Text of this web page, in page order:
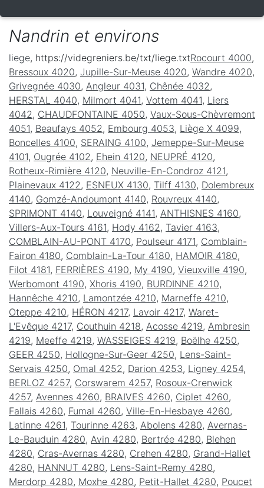
Nandrin et environs
liege, https://videgreniers.be/txt/liege.txtRocourt 4000,
Bressoux 4020, Jupille-Sur-Meuse 4020, Wandre 4020,
Grivegnée 4030, Angleur 4031, Chênée 4032 ,
HERSTAL 4040, Milmort 4041, Vottem 4041, Liers
4042 , CHAUDFONTAINE 4050, Vaux-Sous-Chèvremont
4051, Beaufays 4052 , Embourg 4053, Liège X 4099,
Boncelles 4100, SERAING 4100, Jemeppe-Sur-Meuse
4101, Ougrée 4102 , Ehein 4120, NEUPRÉ 4120,
Rotheux-Rimière 4120, Neuville-En-Condroz 4121,
Plainevaux 4122 , ESNEUX 4130, Tilff 4130, Dolembreux
4140, Gomzé-Andoumont 4140, Rouvreux 4140,
SPRIMONT 4140, Louveigné 4141, ANTHISNES 4160,
Villers-Aux-Tours 4161, Hody 4162 , Tavier 4163,
COMBLAIN-AU-PONT 4170, Poulseur 4171, Comblain-
Fairon 4180, Comblain-La-Tour 4180, HAMOIR 4180,
Filot 4181, FERRIÈRES 4190, My 4190, Vieuxville 4190,
Werbomont 4190, Xhoris 4190, BURDINNE 4210,
Hannêche 4210, Lamontzée 4210, Marneffe 4210,
Oteppe 4210, HÉRON 4217, Lavoir 4217, Waret-
L'Evêque 4217, Couthuin 4218, Acosse 4219, Ambresin
4219, Meeffe 4219, WASSEIGES 4219, Boëlhe 4250,
GEER 4250, Hollogne-Sur-Geer 4250, Lens-Saint-
Servais 4250, Omal 4252 , Darion 4253, Ligney 4254,
BERLOZ 4257, Corswarem 4257, Rosoux-Crenwick
4257, Avennes 4260, BRAIVES 4260, Ciplet 4260,
Fallais 4260, Fumal 4260, Ville-En-Hesbaye 4260,
Latinne 4261, Tourinne 4263, Abolens 4280, Avernas-
Le-Bauduin 4280, Avin 4280, Bertrée 4280, Blehen
4280, Cras-Avernas 4280, Crehen 4280, Grand-Hallet
4280, HANNUT 4280, Lens-Saint-Remy 4280,
Merdorp 4280, Moxhe 4280, Petit-Hallet 4280, Poucet